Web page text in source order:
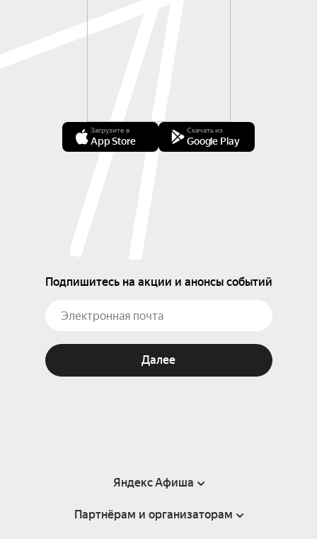
Загрузите в
App Store
Скачать из
Google Play
Подпишитесь на акции и анонсы событий
Далее
Яндекс Афиша
Справка
Партнёрам и организаторам